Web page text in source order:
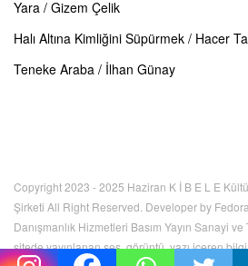
Yara / Gizem Çelik
Halı Altına Kimliğini Süpürmek / Hacer
Teneke Araba / İlhan Günay
Copyright 2023 - 2025 Haziran K İ B E L E
Şirketi All Right Reserved. Developer by
Danışmanlık Hizmetleri Basım Yayın Sanayi
sitede yayınlanan ses, görüntü, yazı içeren